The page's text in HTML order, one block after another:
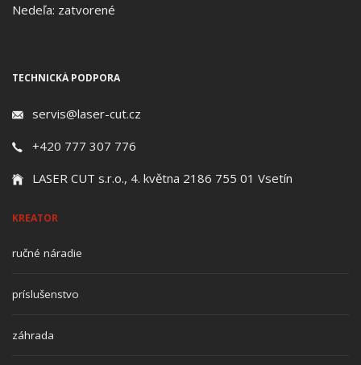
Nedeľa: zatvorené
TECHNICKÁ PODPORA
servis@laser-cut.cz
+420 777 307 776
LASER CUT s.r.o., 4. května 2186 755 01 Vsetín
KREATOR
ručné náradie
príslušenstvo
záhrada